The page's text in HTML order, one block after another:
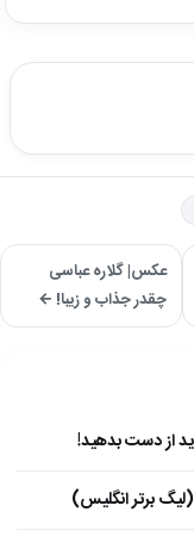
عکس| گلاره عباسی
چقدر جذاب و زیبا! ←